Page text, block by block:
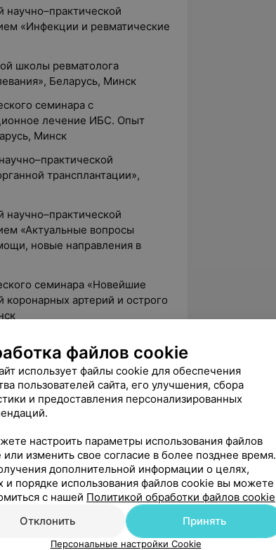
научно–практической
«Инфекции и ревматические
школы ревматолога
Беларусь, Минск
семинара с
лечение ИБС. Опыт
Минск
трансплантации»,
научно–практической
«Актуальные вопросы
новые направления в
семинара «Новейшие
артерий и острого
практической
и профилактики
с нарушениями углеводного
практического семинара
в Республике Беларусь:
интервенционная
Беларусь, Минск
и периферический артерий
файлов cookie
использует файлы cookie для обеспечения
пользователей сайта, его улучшения, сбора
и предоставления персонализированных
настроить параметры использования файлов
или изменить свое согласие в более позднее время.
дополнительной информации о целях,
и порядке использования файлов cookie вы можете
с нашей Политикой обработки файлов cookie
Отклонить
Принять
Персональные настройки Cookie